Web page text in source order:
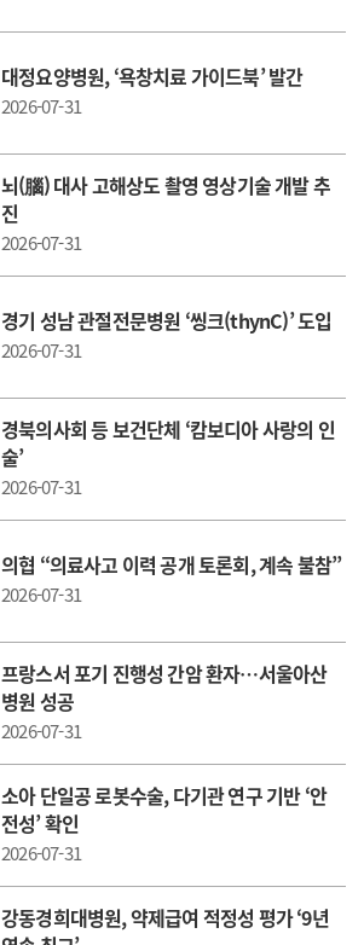
대정요양병원, ‘욕창치료 가이드북’ 발간
2026-07-31
뇌(腦) 대사 고해상도 촬영 영상기술 개발 추
진
2026-07-31
경기 성남 관절전문병원 ‘씽크(thynC)’ 도입
2026-07-31
경북의사회 등 보건단체 ‘캄보디아 사랑의 인
술’
2026-07-31
의협 “의료사고 이력 공개 토론회, 계속 불참”
2026-07-31
프랑스서 포기 진행성 간암 환자…서울아산
병원 성공
2026-07-31
소아 단일공 로봇수술, 다기관 연구 기반 ‘안
전성’ 확인
2026-07-31
강동경희대병원, 약제급여 적정성 평가 ‘9년